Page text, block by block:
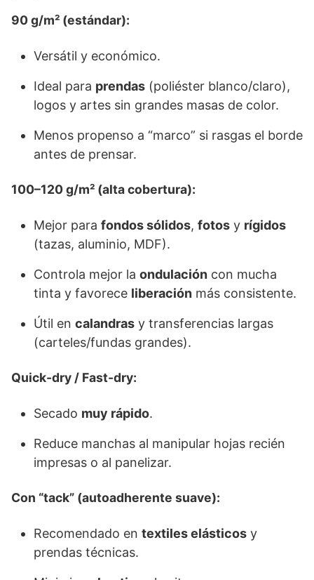
90 g/m² (estándar):
Versátil y económico.
Ideal para prendas (poliéster blanco/claro),
logos y artes sin grandes masas de color.
Menos propenso a “marco” si rasgas el borde
antes de prensar.
100–120 g/m² (alta cobertura):
Mejor para fondos sólidos, fotos y rígidos
(tazas, aluminio, MDF).
Controla mejor la ondulación con mucha
tinta y favorece liberación más consistente.
Útil en calandras y transferencias largas
(carteles/fundas grandes).
Quick-dry / Fast-dry:
Secado muy rápido.
Reduce manchas al manipular hojas recién
impresas o al panelizar.
Con “tack” (autoadherente suave):
Recomendado en textiles elásticos y
prendas técnicas.